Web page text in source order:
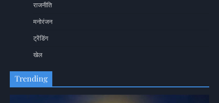
राजनीति
मनोरंजन
ट्रेंडिंग
खेल
Trending